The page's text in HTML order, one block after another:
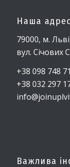
Наша
79000, м.
вул. Січових
+38 098 748
+38 032 297
Важлива